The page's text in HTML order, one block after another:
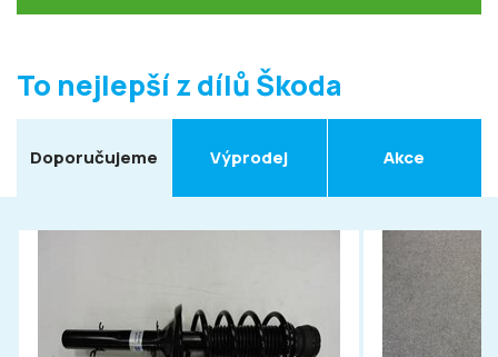
To nejlepší z dílů Škoda
Doporučujeme Výprodej Akce